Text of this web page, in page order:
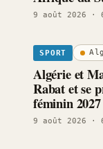
9 août 2026 ·
SPORT
Algérie et
Rabat et se
féminin 2027
9 août 2026 ·